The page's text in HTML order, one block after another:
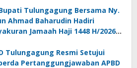
Tulungagung Bersama Ny.
Ahmad Baharudin Hadiri
Jamaah Haji 1448 H/2026
Tulungagung Resmi Setujui
Pertanggungjawaban APBD